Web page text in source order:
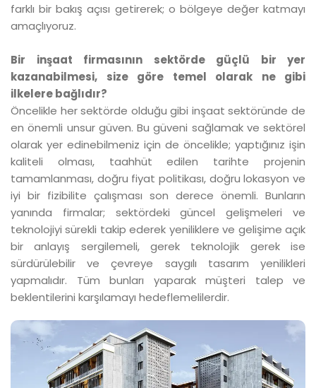
farklı bir bakış açısı getirerek; o bölgeye değer katmayı
amaçlıyoruz.
Bir inşaat firmasının sektörde güçlü bir yer
kazanabilmesi, size göre temel olarak ne gibi
ilkelere bağlıdır?
Öncelikle her sektörde olduğu gibi inşaat sektöründe de
en önemli unsur güven. Bu güveni sağlamak ve sektörel
olarak yer edinebilmeniz için de öncelikle; yaptığınız işin
kaliteli olması, taahhüt edilen tarihte projenin
tamamlanması, doğru fiyat politikası, doğru lokasyon ve
iyi bir fizibilite çalışması son derece önemli. Bunların
yanında firmalar; sektördeki güncel gelişmeleri ve
teknolojiyi sürekli takip ederek yeniliklere ve gelişime açık
bir anlayış sergilemeli, gerek teknolojik gerek ise
sürdürülebilir ve çevreye saygılı tasarım yenilikleri
yapmalıdır. Tüm bunları yaparak müşteri talep ve
beklentilerini karşılamayı hedeflemelilerdir.